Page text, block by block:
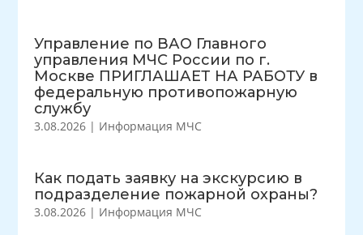
Управление по ВАО Главного
управления МЧС России по г.
Москве ПРИГЛАШАЕТ НА РАБОТУ в
федеральную противопожарную
службу
3.08.2026 | Информация МЧС
Как подать заявку на экскурсию в
подразделение пожарной охраны?
3.08.2026 | Информация МЧС